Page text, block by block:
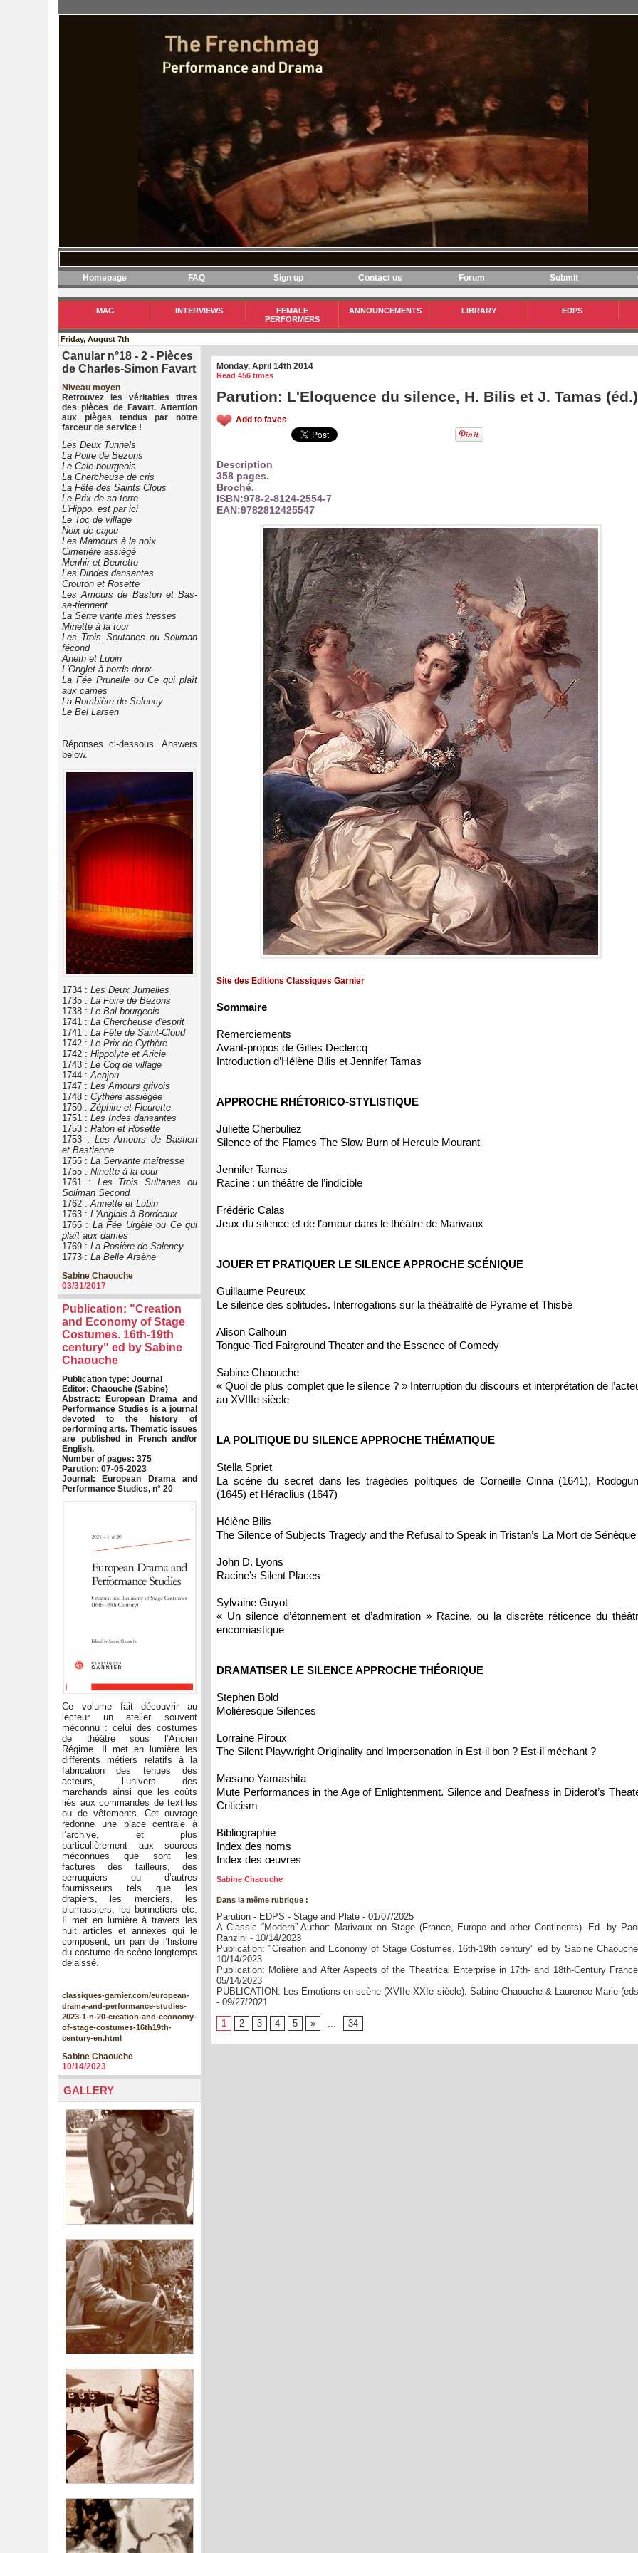
Homepage FAQ Sign up Contact us Forum Submit
MAG INTERVIEWS
FEMALE
PERFORMERS
ANNOUNCEMENTS LIBRARY EDPS
Friday, August 7th
Canular n°18 - 2 - Pièces
de Charles-Simon Favart
Niveau moyen
Retrouvez les véritables titres
des pièces de Favart. Attention
aux pièges tendus par notre
farceur de service !
Les Deux Tunnels
La Poire de Bezons
Le Cale-bourgeois
La Chercheuse de cris
La Fête des Saints Clous
Le Prix de sa terre
L'Hippo. est par ici
Le Toc de village
Noix de cajou
Les Mamours à la noix
Cimetière assiégé
Menhir et Beurette
Les Dindes dansantes
Crouton et Rosette
Les Amours de Baston et Bas-
se-tiennent
La Serre vante mes tresses
Minette à la tour
Les Trois Soutanes ou Soliman
fécond
Aneth et Lupin
L'Onglet à bords doux
La Fée Prunelle ou Ce qui plaît
aux cames
La Rombière de Salency
Le Bel Larsen
Réponses ci-dessous. Answers
below.
1734 : Les Deux Jumelles
1735 : La Foire de Bezons
1738 : Le Bal bourgeois
1741 : La Chercheuse d'esprit
1741 : La Fête de Saint-Cloud
1742 : Le Prix de Cythère
1742 : Hippolyte et Aricie
1743 : Le Coq de village
1744 : Acajou
1747 : Les Amours grivois
1748 : Cythère assiégée
1750 : Zéphire et Fleurette
1751 : Les Indes dansantes
1753 : Raton et Rosette
1753 : Les Amours de Bastien
et Bastienne
1755 : La Servante maîtresse
1755 : Ninette à la cour
1761 : Les Trois Sultanes ou
Soliman Second
1762 : Annette et Lubin
1763 : L'Anglais à Bordeaux
1765 : La Fée Urgèle ou Ce qui
plaît aux dames
1769 : La Rosière de Salency
1773 : La Belle Arsène
Sabine Chaouche
03/31/2017
Publication: "Creation
and Economy of Stage
Costumes. 16th-19th
century" ed by Sabine
Chaouche
Publication type: Journal
Editor: Chaouche (Sabine)
Abstract: European Drama and
Performance Studies is a journal
devoted to the history of
performing arts. Thematic issues
are published in French and/or
English.
Number of pages: 375
Parution: 07-05-2023
Journal: European Drama and
Performance Studies, n° 20
Ce volume fait découvrir au
lecteur un atelier souvent
méconnu : celui des costumes
de théâtre sous l’Ancien
Régime. Il met en lumière les
différents métiers relatifs à la
fabrication des tenues des
acteurs, l’univers des
marchands ainsi que les coûts
liés aux commandes de textiles
ou de vêtements. Cet ouvrage
redonne une place centrale à
l’archive, et plus
particulièrement aux sources
méconnues que sont les
factures des tailleurs, des
perruquiers ou d’autres
fournisseurs tels que les
drapiers, les merciers, les
plumassiers, les bonnetiers etc.
Il met en lumière à travers les
huit articles et annexes qui le
composent, un pan de l’histoire
du costume de scène longtemps
délaissé.
classiques-garnier.com/european-
drama-and-performance-studies-
2023-1-n-20-creation-and-economy-
of-stage-costumes-16th19th-
century-en.html
Sabine Chaouche
10/14/2023
GALLERY
Monday, April 14th 2014
Read 456 times
Parution: L'Eloquence du silence, H. Bilis et J. Tamas (éd.)
Add to faves
Description
358 pages.
Broché.
ISBN:978-2-8124-2554-7
EAN:9782812425547
Site des Editions Classiques Garnier
Sommaire
Remerciements
Avant-propos de Gilles Declercq
Introduction d’Hélène Bilis et Jennifer Tamas
APPROCHE RHÉTORICO-STYLISTIQUE
Juliette Cherbuliez
Silence of the Flames The Slow Burn of Hercule Mourant
Jennifer Tamas
Racine : un théâtre de l’indicible
Frédéric Calas
Jeux du silence et de l’amour dans le théâtre de Marivaux
JOUER ET PRATIQUER LE SILENCE APPROCHE SCÉNIQUE
Guillaume Peureux
Le silence des solitudes. Interrogations sur la théâtralité de Pyrame et Thisbé
Alison Calhoun
Tongue-Tied Fairground Theater and the Essence of Comedy
Sabine Chaouche
« Quoi de plus complet que le silence ? » Interruption du discours et interprétation de
au XVIIIe siècle
LA POLITIQUE DU SILENCE APPROCHE THÉMATIQUE
Stella Spriet
La scène du secret dans les tragédies politiques de Corneille Cinna (1641),
(1645) et Héraclius (1647)
Hélène Bilis
The Silence of Subjects Tragedy and the Refusal to Speak in Tristan’s La Mort de Sénèque
John D. Lyons
Racine’s Silent Places
Sylvaine Guyot
« Un silence d’étonnement et d’admiration » Racine, ou la discrète réticence du
encomiastique
DRAMATISER LE SILENCE APPROCHE THÉORIQUE
Stephen Bold
Moliéresque Silences
Lorraine Piroux
The Silent Playwright Originality and Impersonation in Est-il bon ? Est-il méchant ?
Masano Yamashita
Mute Performances in the Age of Enlightenment. Silence and Deafness in Diderot’s
Criticism
Bibliographie
Index des noms
Index des œuvres
Sabine Chaouche
Dans la même rubrique :
Parution - EDPS - Stage and Plate - 01/07/2025
A Classic “Modern” Author: Marivaux on Stage (France, Europe and other Continents). Ed. by
Ranzini - 10/14/2023
Publication: "Creation and Economy of Stage Costumes. 16th-19th century" ed by Sabine Chaouche
10/14/2023
Publication: Molière and After Aspects of the Theatrical Enterprise in 17th- and 18th-Century France
05/14/2023
PUBLICATION: Les Emotions en scène (XVIIe-XXIe siècle). Sabine Chaouche & Laurence Marie
- 09/27/2021
1
2 3 4 5 » ... 34